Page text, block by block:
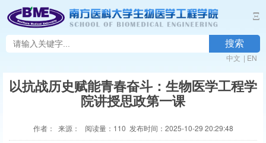
Ξ
搜索
中文 | EN
以抗战历史赋能青春奋斗：生物医学工程学
院讲授思政第一课
作者： 来源： 阅读量： 110 发布时间：2025-10-29 20:29:48